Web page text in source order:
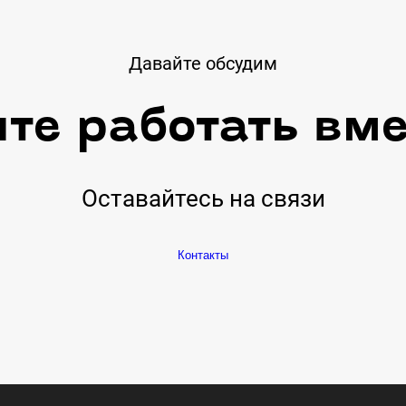
Давайте обсудим
работать
Оставайтесь на связи
Контакты